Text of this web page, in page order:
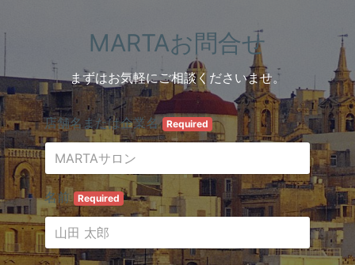
MARTAお問合せ
まずはお気軽にご相談くださいませ。
店舗名または企業名 Required
名前 Required